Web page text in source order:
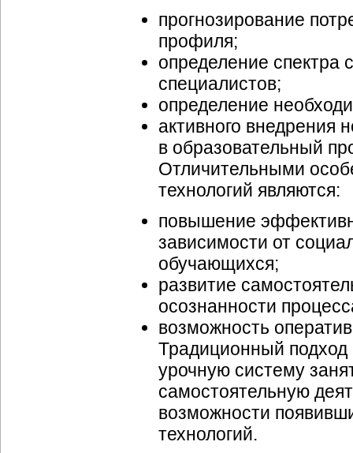
прогнозирование
профиля;
определение спектра
специалистов;
определение
активного
в образовательный
Отличительными
технологий являются:
повышение
зависимости от
обучающихся;
развитие
осознанности
возможность
Традиционный
урочную систему
самостоятельную
возможности
технологий.